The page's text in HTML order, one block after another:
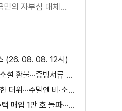
나라의 평화, 국민의 자부심 대체불가 대한민국 이재명 대통령 모두말씀
(26. 08. 08. 12시)
"복잡한 웹툰·웹소설 환불···증빙서류 요구까지"
'입추' 무색한 극한 더위···주말엔 비·소나기
전세사기 피해주택 매입 1만 호 돌파···피해 지원 속도